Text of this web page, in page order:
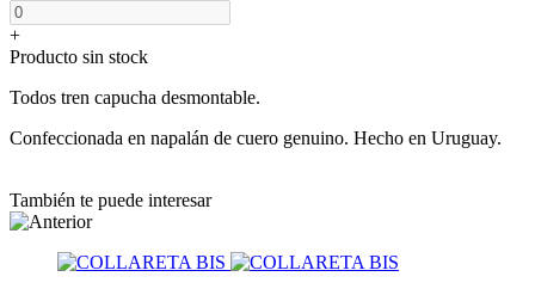
+
Producto sin stock
Todos tren capucha desmontable.
Confeccionada en napalán de cuero genuino. Hecho en Uruguay.
También te puede interesar